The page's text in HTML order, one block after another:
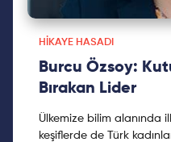
HIKAYE HASADI
Burcu Özsoy:
Bırakan Lider
Ülkemize bilim alanında
keşiflerde de Türk